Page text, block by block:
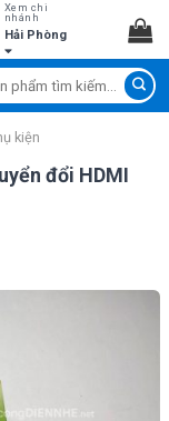
Xem chi
nhánh
Hải Phòng
kiện
đổi HDMI